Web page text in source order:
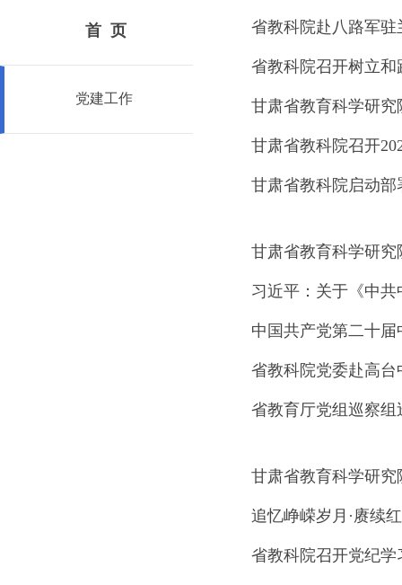
首 页
党建工作
省教科院赴八路军驻
省教科院召开树立
甘肃省教育科学研究
甘肃省教科院召开
甘肃省教科院启动
甘肃省教育科学研究
中国共产党第二十
省教科院党委赴高台
省教育厅党组巡察
甘肃省教育科学研究
追忆峥嵘岁月·赓续
省教科院召开党纪